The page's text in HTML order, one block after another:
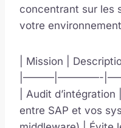
concentrant sur les
votre
| Mission |
|———|————-
| Audit
entre SAP et vos